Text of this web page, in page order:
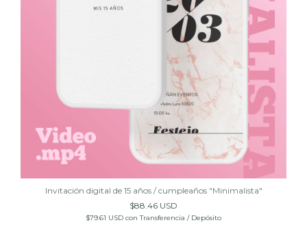
Invitación digital de 15 años / cumpleaños "Minimalista"
$88.46 USD
$79.61 USD con Transferencia / Depósito